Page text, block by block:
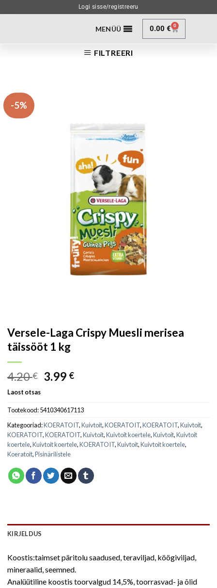
Logi sisse/registreeru
MENÜÜ 0.00€ 0
FILTREERI
-5%
Versele-Laga Crispy Muesli merisea
täissööt 1 kg
4.20€ 3.99 €
Laost otsas
Tootekood:5410340617113
Kategooriad:KOERATOIT,Kuivtoit,KOERATOIT,KOERATOIT,Kuivtoit,
KOERATOIT,KOERATOIT,Kuivtoit,Kuivtoit koertele,Kuivtoit,Kuivtoit
koertele,Kuivtoit koertele,KOERATOIT,Kuivtoit,Kuivtoit koertele,
Koeratoit,Pisinärilistele
KIRJELDUS
Koostis:taimset päritolu saadused, teraviljad, köögiviljad,
mineraalid, seemned.
Analüütiline koostis toorvalgud 14,5%, toorrasvad- ja õlid